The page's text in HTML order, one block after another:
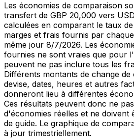
Les économies de comparaison
transfert de GBP 20,000 vers
calculées en comparant le taux
marges et frais fournis par
même jour 8/7/2026. Les
fournies ne sont vraies que pour
peuvent ne pas inclure tous les
Différents montants de change de
devise, dates, heures et autres
donneront lieu à différentes
Ces résultats peuvent donc ne
d'économies réelles et ne doivent
de guide. Le graphique de
à jour trimestriellement.